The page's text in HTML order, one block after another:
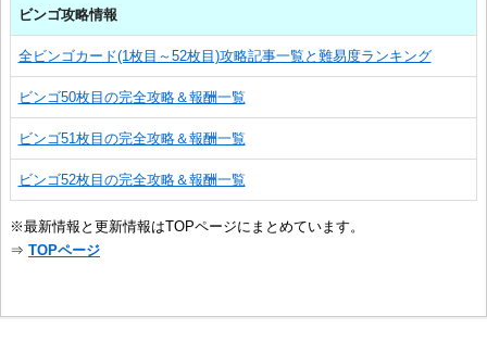
ビンゴ攻略情報
全ビンゴカード(1枚目～52枚目)攻略記事一覧と難易度ランキング
ビンゴ50枚目の完全攻略＆報酬一覧
ビンゴ51枚目の完全攻略＆報酬一覧
ビンゴ52枚目の完全攻略＆報酬一覧
※最新情報と更新情報はTOPページにまとめています。
⇒ TOPページ